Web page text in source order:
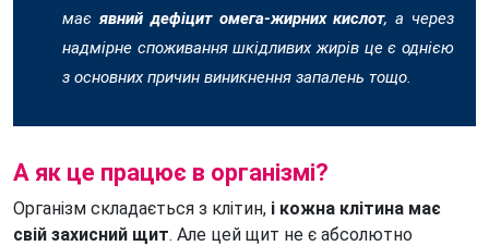
маєявний дефіцит омега-жирних кислот, а через
надмірне споживання шкідливих жирів це є однією
з основних причин виникнення запалень тощо.
А як це працює в організмі?
Організм складається з клітин, і кожна клітина має
свій захисний щит. Але цей щит не є абсолютно